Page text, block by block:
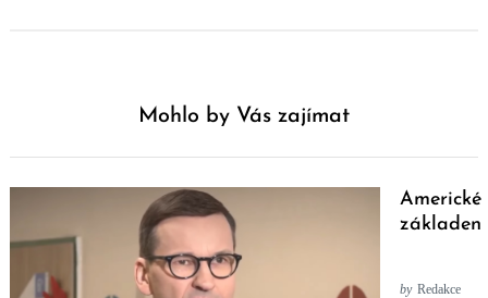
Mohlo by Vás zajímat
základen
by Redakce